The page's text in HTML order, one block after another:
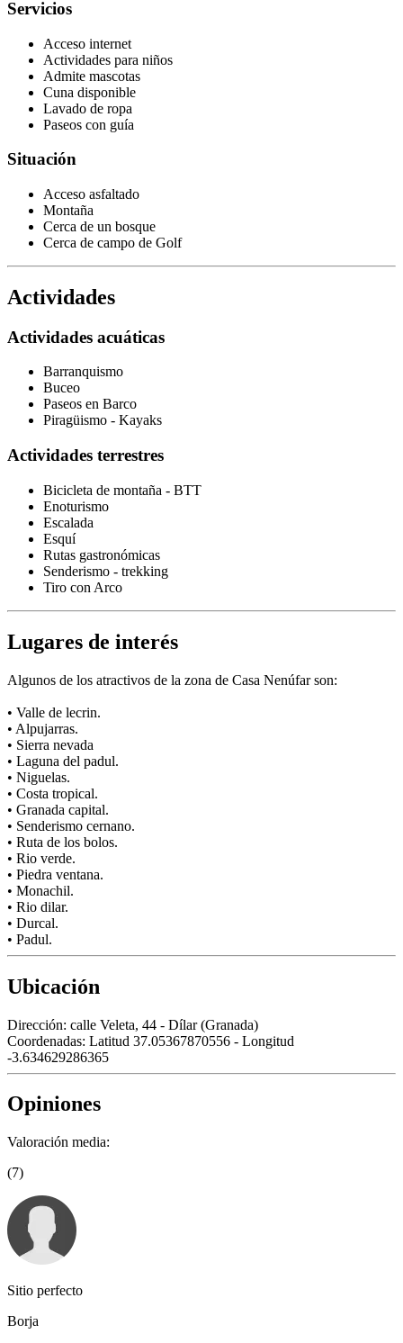
Servicios
Acceso internet
Actividades para niños
Admite mascotas
Cuna disponible
Lavado de ropa
Paseos con guía
Situación
Acceso asfaltado
Montaña
Cerca de un bosque
Cerca de campo de Golf
Actividades
Actividades acuáticas
Barranquismo
Buceo
Paseos en Barco
Piragüismo - Kayaks
Actividades terrestres
Bicicleta de montaña - BTT
Enoturismo
Escalada
Esquí
Rutas gastronómicas
Senderismo - trekking
Tiro con Arco
Lugares de interés
Algunos de los atractivos de la zona de Casa Nenúfar son:
• Valle de lecrin.
• Alpujarras.
• Sierra nevada
• Laguna del padul.
• Niguelas.
• Costa tropical.
• Granada capital.
• Senderismo cernano.
• Ruta de los bolos.
• Rio verde.
• Piedra ventana.
• Monachil.
• Rio dilar.
• Durcal.
• Padul.
Ubicación
Dirección: calle Veleta, 44 - Dílar (Granada)
Coordenadas: Latitud 37.05367870556 - Longitud
-3.634629286365
Opiniones
Valoración media:
(7)
Sitio perfecto
Borja